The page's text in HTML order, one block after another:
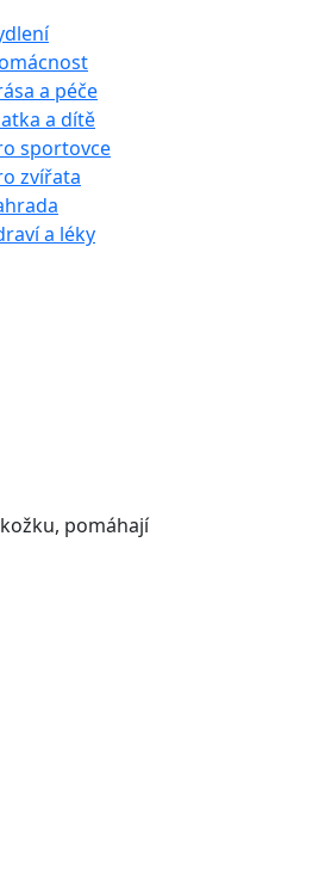
a péče
a dítě
sportovce
zvířata
a léky
pomáhají